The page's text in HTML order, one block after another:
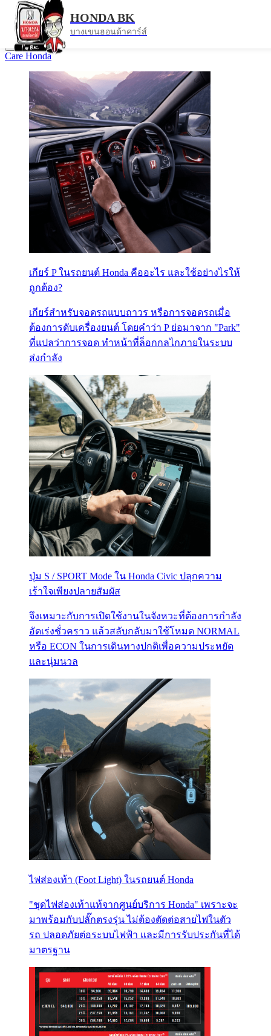
HONDA BK
บางเขนฮอนด้าคาร์ส์
ข่าวสาร
ทั้งหมด ข่าวสาร
Care Honda
เกียร์ P ในรถยนต์ Honda คืออะไร และใช้อย่างไรให้
ถูกต้อง?
เกียร์สำหรับจอดรถแบบถาวร หรือการจอดรถเมื่อ
ต้องการดับเครื่องยนต์ โดยคำว่า P ย่อมาจาก "Park"
ที่แปลว่าการจอด ทำหน้าที่ล็อกกลไกภายในระบบ
ส่งกำลัง
ปุ่ม S / SPORT Mode ใน Honda Civic ปลุกความ
เร้าใจเพียงปลายสัมผัส
จึงเหมาะกับการเปิดใช้งานในจังหวะที่ต้องการกำลัง
อัดเร่งชั่วคราว แล้วสลับกลับมาใช้โหมด NORMAL
หรือ ECON ในการเดินทางปกติเพื่อความประหยัด
และนุ่มนวล
ไฟส่องเท้า (Foot Light) ในรถยนต์ Honda
"ชุดไฟส่องเท้าแท้จากศูนย์บริการ Honda" เพราะจะ
มาพร้อมกับปลั๊กตรงรุ่น ไม่ต้องตัดต่อสายไฟในตัว
รถ ปลอดภัยต่อระบบไฟฟ้า และมีการรับประกันที่ได้
มาตรฐาน